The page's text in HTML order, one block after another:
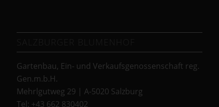
Gartenbau, Ein- und Verkaufsgenossenschaft reg.
Gen.m.b.H.
Mehrlgutweg 29 | A-5020 Salzburg
Tel: +43 662 830402